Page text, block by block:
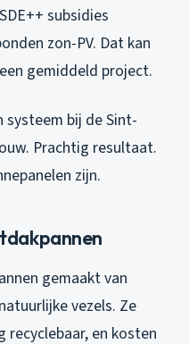
subsidies
zon-PV. Dat kan
gemiddeld project.
systeem bij de Sint-
Prachtig resultaat.
zijn.
gemaakt van
vezels. Ze
recyclebaar, en kosten